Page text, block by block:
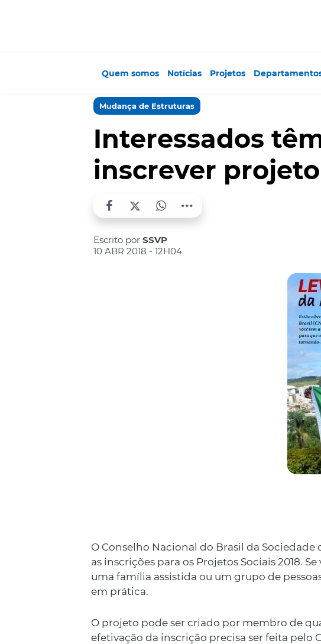
Quem somos Notícias Projetos
Mudança de Estruturas
Interessados
inscrever
Escrito por SSVP
10 ABR 2018 - 12H04
O Conselho Nacional do Brasil da Sociedade
as inscrições para os Projetos Sociais 2018.
uma família assistida ou um grupo de
em prática.
O projeto pode ser criado por membro de
efetivação da inscrição precisa ser feita pelo